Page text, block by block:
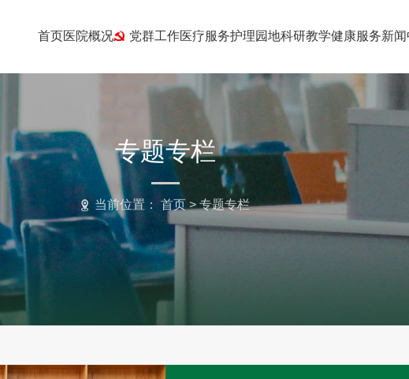
首页医院概况 党群工作医疗服务护理园地科研教学健康服务新
专题专栏
当前位置：首页> 专题专栏